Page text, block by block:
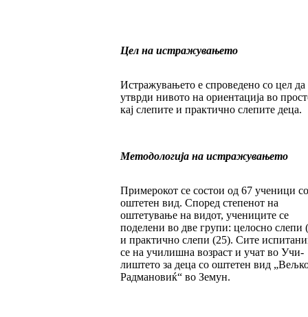
Цел на истражувањето
Истражувањето е спроведено со цел да
утвр­ди нивото на ориентација во
кај сле­пи­те и практично слепите деца.
Методологија на истражувањето
Примерокот се состои од 67 ученици со
оште­тен вид. Според степенот на
оштетување на видот, учениците се
поделени во две групи: це­лосно слепи
и практично слепи (25). Сите
се на училишна возраст и учат во Учи­
лиштето за деца со оштетен вид
Радмановиќ“ во Земун.